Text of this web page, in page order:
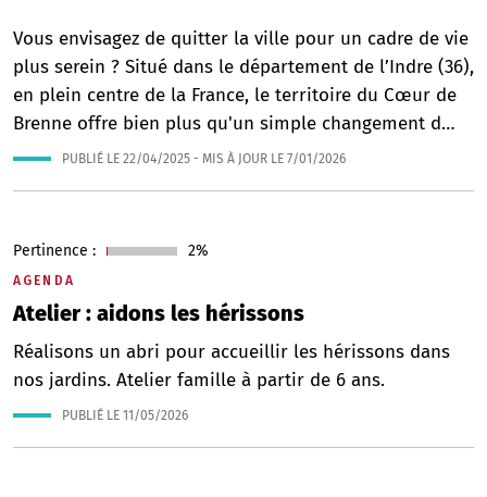
Vous envisagez de quitter la ville pour un cadre de vie
plus serein ? Situé dans le département de l’Indre (36),
en plein centre de la France, le territoire du Cœur de
Brenne offre bien plus qu'un simple changement d…
PUBLIÉ LE 22/04/2025 - MIS À JOUR LE 7/01/2026
AGENDA
Atelier : aidons les hérissons
Pertinence : 2%
Réalisons un abri pour accueillir les hérissons dans
nos jardins. Atelier famille à partir de 6 ans.
PUBLIÉ LE 11/05/2026